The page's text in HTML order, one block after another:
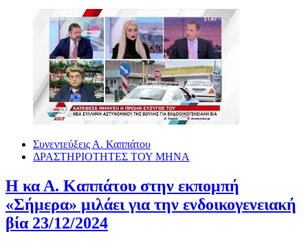
Συνεντεύξεις Α. Καππάτου
ΔΡΑΣΤΗΡΙΟΤΗΤΕΣ ΤΟΥ ΜΗΝΑ
Η κα Α. Καππάτου στην εκπομπή
«Σήμερα» μιλάει για την ενδοικογενειακή
βία 23/12/2024